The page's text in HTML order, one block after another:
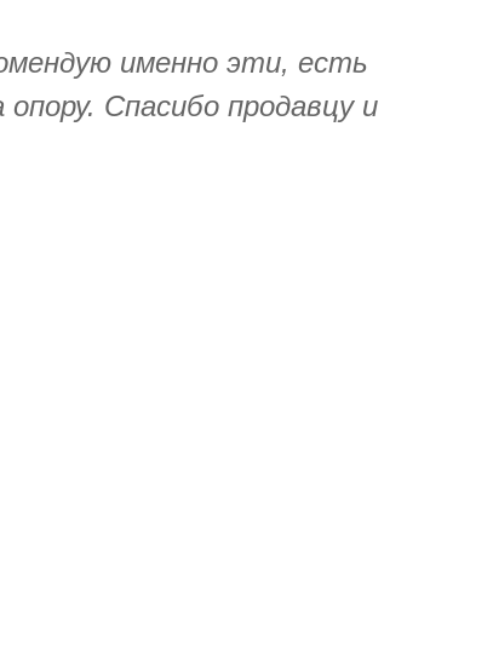
именно эти, есть
Спасибо продавцу и